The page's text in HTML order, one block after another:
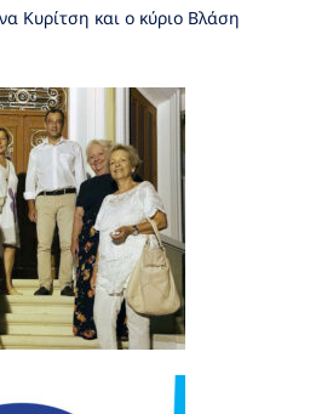
Κυρίτση και ο κύριο Βλάση